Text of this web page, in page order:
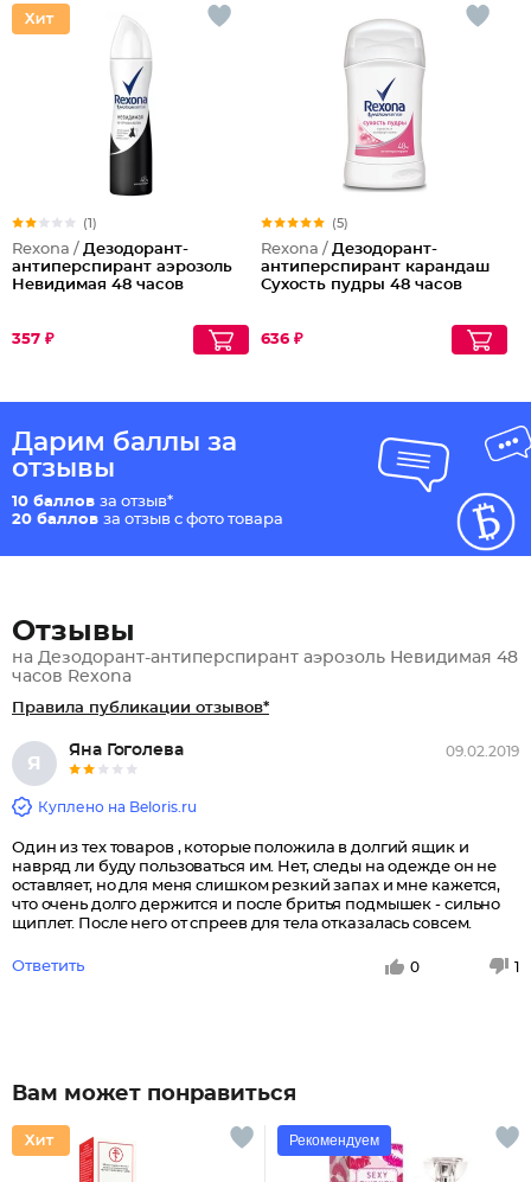
(1)
Rexona / Дезодорант-
антиперспирант аэрозоль
Невидимая 48 часов
357 ₽
(5)
Rexona / Дезодорант-
антиперспирант карандаш
Сухость пудры 48 часов
636 ₽
Дарим баллы за
отзывы
10 баллов за отзыв*
20 баллов за отзыв с фото товара
Отзывы
на Дезодорант-антиперспирант аэрозоль Невидимая 48
часов Rexona
Правила публикации отзывов*
Я
Яна Гоголева 09.02.2019
Куплено на Beloris.ru
Один из тех товаров , которые положила в долгий ящик и
навряд ли буду пользоваться им. Нет, следы на одежде он не
оставляет, но для меня слишком резкий запах и мне кажется,
что очень долго держится и после бритья подмышек - сильно
щиплет. После него от спреев для тела отказалась совсем.
Ответить 0 1
Вам может понравиться
Рекомендуем